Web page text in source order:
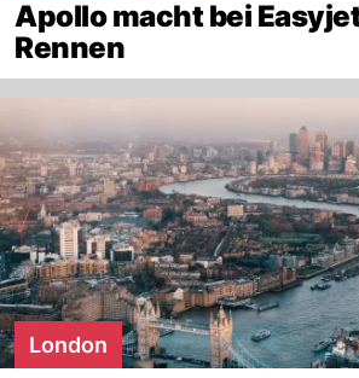
Apollo macht bei
Rennen
London